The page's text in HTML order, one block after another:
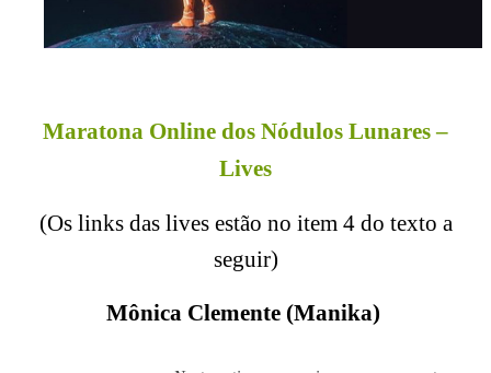
Maratona Online dos Nódulos Lunares –
Lives
(Os links das lives estão no item 4 do texto a
seguir)
Mônica Clemente (Manika)